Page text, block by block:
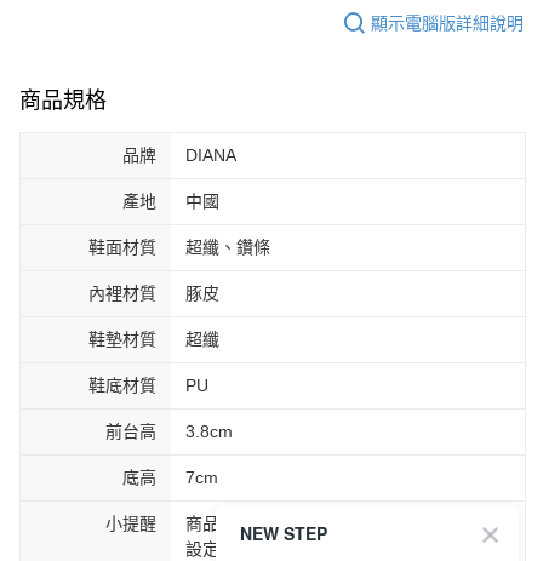
顯示電腦版詳細說明
商品規格
品牌 DIANA
產地 中國
鞋面材質 超纖、鑽條
內裡材質 豚皮
鞋墊材質 超纖
鞋底材質 PU
前台高 3.8cm
底高 7cm
小提醒
商品圖片顏色會因拍攝燈光環境或個人螢幕
設定不同，而造成部份色差現象，顏色以實
NEW STEP